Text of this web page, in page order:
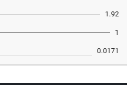
1.92
1
0.0171